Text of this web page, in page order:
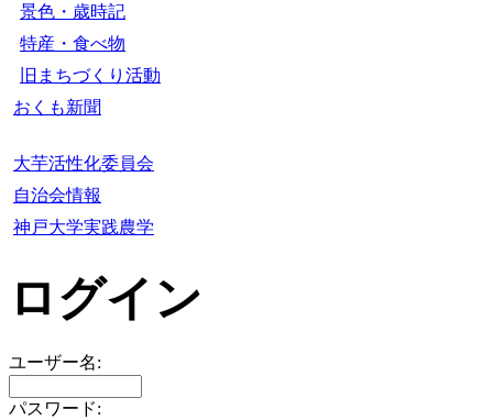
景色・歳時記
特産・食べ物
旧まちづくり活動
おくも新聞
大芋活性化委員会
自治会情報
神戸大学実践農学
ログイン
ユーザー名:
パスワード: